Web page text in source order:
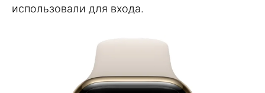
использовали для входа.